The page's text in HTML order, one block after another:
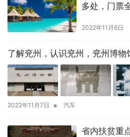
多处，门票
2022年11月6日
了解兖州，认识兖州，兖州博物
2022年11月7日 • 汽车
省内扶贫重